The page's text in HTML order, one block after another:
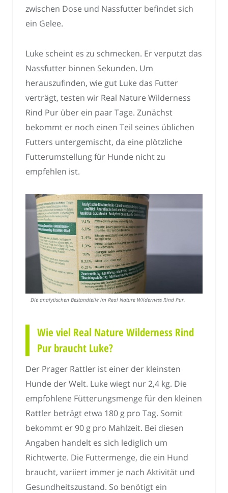
zwischen Dose und Nassfutter befindet sich
ein Gelee.
Luke scheint es zu schmecken. Er verputzt das
Nassfutter binnen Sekunden. Um
herauszufinden, wie gut Luke das Futter
verträgt, testen wir Real Nature Wilderness
Rind Pur über ein paar Tage. Zunächst
bekommt er noch einen Teil seines üblichen
Futters untergemischt, da eine plötzliche
Futterumstellung für Hunde nicht zu
empfehlen ist.
Die analytischen Bestandteile im Real Nature Wilderness Rind Pur.
Wie viel Real Nature Wilderness Rind
Pur braucht Luke?
Der Prager Rattler ist einer der kleinsten
Hunde der Welt. Luke wiegt nur 2,4 kg. Die
empfohlene Fütterungsmenge für den kleinen
Rattler beträgt etwa 180 g pro Tag. Somit
bekommt er 90 g pro Mahlzeit. Bei diesen
Angaben handelt es sich lediglich um
Richtwerte. Die Futtermenge, die ein Hund
braucht, variiert immer je nach Aktivität und
Gesundheitszustand. So benötigt ein